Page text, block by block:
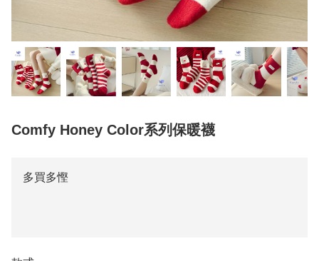
Comfy Honey Color系列保暖襪
多買多慳